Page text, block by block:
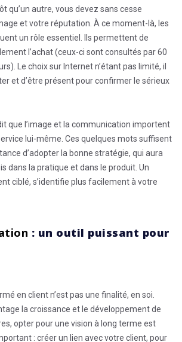
qu’un autre, vous devez sans cesse
et votre réputation. À ce moment-là, les
un rôle essentiel. Ils permettent de
l’achat (ceux-ci sont consultés par 60
Le choix sur Internet n’étant pas limité, il
et d’être présent pour confirmer le sérieux
que l’image et la communication importent
lui-même. Ces quelques mots suffisent
d’adopter la bonne stratégie, qui aura
dans la pratique et dans le produit. Un
ciblé, s’identifie plus facilement à votre
: un outil puissant pour
en client n’est pas une finalité, en soi.
la croissance et le développement de
opter pour une vision à long terme est
: créer un lien avec votre client, pour